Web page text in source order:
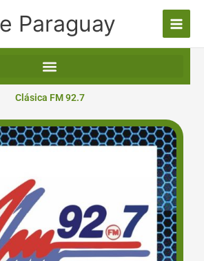
Paraguay
Clásica FM 92.7